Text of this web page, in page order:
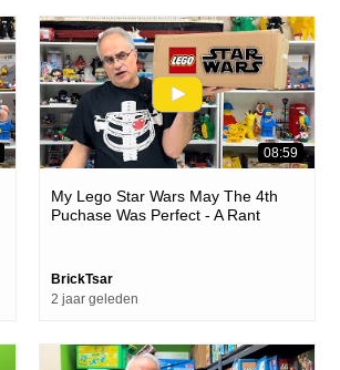
08:59
My Lego Star Wars May The 4th
Puchase Was Perfect - A Rant
BrickTsar
2 jaar geleden